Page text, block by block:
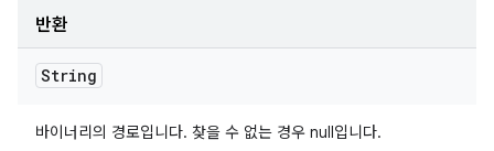
반환
String
바이너리의 경로입니다. 찾을 수 없는 경우 null입니다.